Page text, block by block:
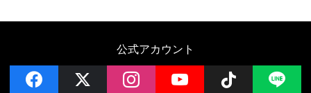
公式アカウント
facebook instagramYouTube Follow